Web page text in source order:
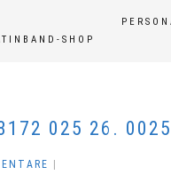
SHOP
025 26. 0025